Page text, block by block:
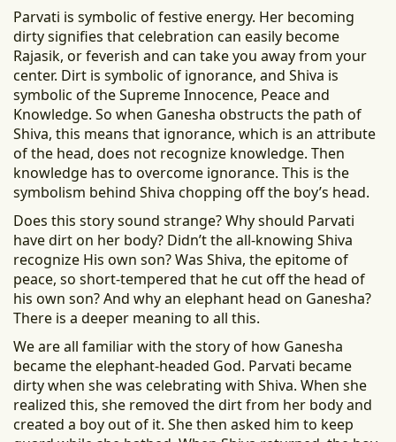
Parvati is symbolic of festive energy. Her becoming
dirty signifies that celebration can easily become
Rajasik, or feverish and can take you away from your
center. Dirt is symbolic of ignorance, and Shiva is
symbolic of the Supreme Innocence, Peace and
Knowledge. So when Ganesha obstructs the path of
Shiva, this means that ignorance, which is an attribute
of the head, does not recognize knowledge. Then
knowledge has to overcome ignorance. This is the
symbolism behind Shiva chopping off the boy’s head.
Does this story sound strange? Why should Parvati
have dirt on her body? Didn’t the all-knowing Shiva
recognize His own son? Was Shiva, the epitome of
peace, so short-tempered that he cut off the head of
his own son? And why an elephant head on Ganesha?
There is a deeper meaning to all this.
We are all familiar with the story of how Ganesha
became the elephant-headed God. Parvati became
dirty when she was celebrating with Shiva. When she
realized this, she removed the dirt from her body and
created a boy out of it. She then asked him to keep